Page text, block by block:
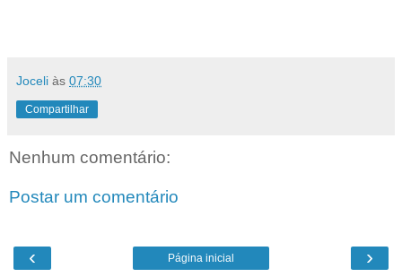
Joceli às 07:30
Compartilhar
Nenhum comentário:
Postar um comentário
‹ ›
Página inicial